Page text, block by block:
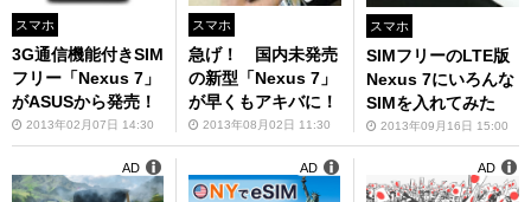
スマホ
3G通信機能付きSIM
フリー「Nexus 7」
がASUSから発売！
2013年02月07日 14:30
スマホ
急げ！ 国内未発売
の新型「Nexus 7」
が早くもアキバに！
2013年08月02日 11:30
スマホ
SIMフリーのLTE版
Nexus 7にいろんな
SIMを入れてみた
2013年09月16日 15:00
AD AD AD